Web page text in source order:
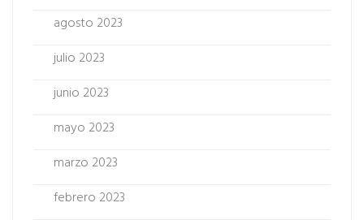
agosto 2023
julio 2023
junio 2023
mayo 2023
marzo 2023
febrero 2023